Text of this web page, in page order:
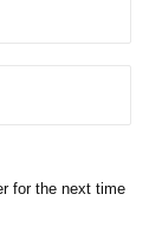
for the next time